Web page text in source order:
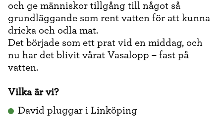
och ge människor tillgång till något så
grundläggande som rent vatten för att kunna
dricka och odla mat.
Det började som ett prat vid en middag, och
nu har det blivit vårat Vasalopp – fast på
vatten.
Vilka är vi?
David pluggar i Linköping